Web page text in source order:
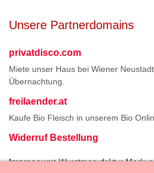
Unsere Partnerdomains
privatdisco.com
Miete unser Haus bei Wiener
Übernachtung.
freilaender.at
Kaufe Bio Fleisch in unserem Bio
Widerruf Bestellung
Impressum:Wurstmanufaktur